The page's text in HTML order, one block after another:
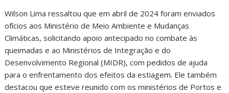
Wilson Lima ressaltou que em abril de 2024 foram enviados
ofícios aos Ministério de Meio Ambiente e Mudanças
Climáticas, solicitando apoio antecipado no combate às
queimadas e ao Ministérios de Integração e do
Desenvolvimento Regional (MIDR), com pedidos de ajuda
para o enfrentamento dos efeitos da estiagem. Ele também
destacou que esteve reunido com os ministérios de Portos e